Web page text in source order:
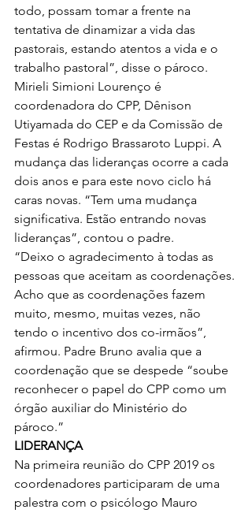
todo, possam tomar a frente na
tentativa de dinamizar a vida das
pastorais, estando atentos a vida e o
trabalho pastoral”, disse o pároco.
Mirieli Simioni Lourenço é
coordenadora do CPP, Dênison
Utiyamada do CEP e da Comissão de
Festas é Rodrigo Brassaroto Luppi. A
mudança das lideranças ocorre a cada
dois anos e para este novo ciclo há
caras novas. “Tem uma mudança
significativa. Estão entrando novas
lideranças”, contou o padre.
“Deixo o agradecimento à todas as
pessoas que aceitam as coordenações.
Acho que as coordenações fazem
muito, mesmo, muitas vezes, não
tendo o incentivo dos co-irmãos”,
afirmou. Padre Bruno avalia que a
coordenação que se despede “soube
reconhecer o papel do CPP como um
órgão auxiliar do Ministério do
pároco.”
LIDERANÇA
Na primeira reunião do CPP 2019 os
coordenadores participaram de uma
palestra com o psicólogo Mauro